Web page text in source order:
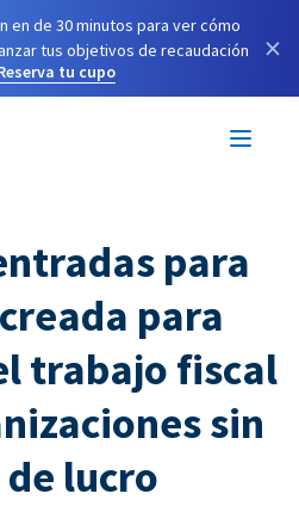
en de 30 minutos para ver cómo
tus objetivos de recaudación
tu cupo
×
para
para
trabajo fiscal
sin
lucro